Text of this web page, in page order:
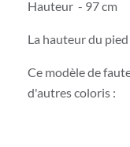
Hauteur - 97 cm
La hauteur du
Ce modèle de
d'autres coloris :